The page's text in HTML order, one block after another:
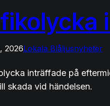
2026Lokala Blåljusnyheter
inträffade på
skada vid händelsen.